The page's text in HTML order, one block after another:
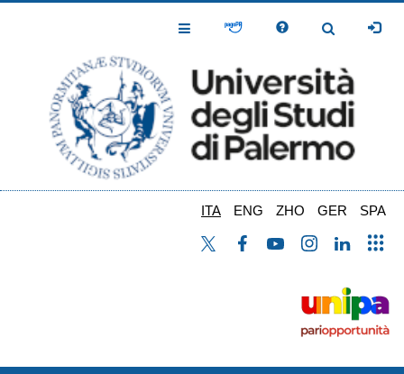
Toggle
Toggle
ITA ENG ZHO GER SPA